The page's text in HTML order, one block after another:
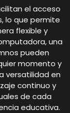
el acceso
lo que permite
flexible y
una
pueden
momento y
versatilidad en
continuo y
de cada
educativa.